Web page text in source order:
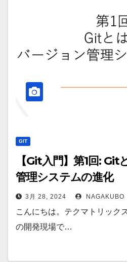
GIT
【Git入門】第1回:
管理システムの進化
3月 28, 2024 NAGAKUBO
こんにちは。テクマトリック
の開発現場で…